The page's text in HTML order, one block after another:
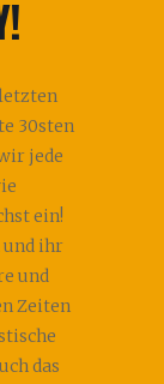
30sten
jede
ein!
und ihr
und
Zeiten
das